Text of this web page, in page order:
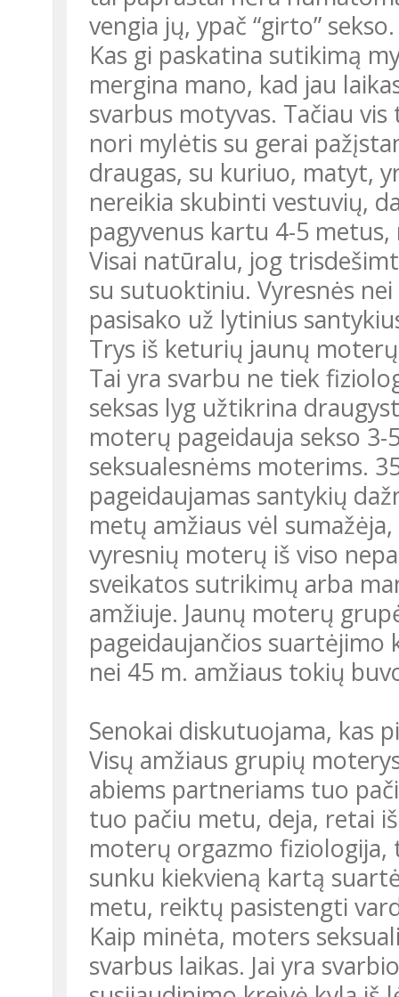
vengia jų, ypač “girto” sekso.
Kas gi paskatina sutikimą
mergina mano, kad jau
svarbus motyvas. Tačiau
nori mylėtis su gerai
draugas, su kuriuo, matyt,
nereikia skubinti vestuvių,
pagyvenus kartu 4-5
Visai natūralu, jog
su sutuoktiniu. Vyresnės
pasisako už lytinius
Trys iš keturių jaunų
Tai yra svarbu ne tiek
seksas lyg užtikrina
moterų pageidauja sekso
seksualesnėms moterims.
pageidaujamas santykių
metų amžiaus vėl
vyresnių moterų iš viso
sveikatos sutrikimų arba
amžiuje. Jaunų moterų
pageidaujančios suartėjimo
nei 45 m. amžiaus tokių
Senokai diskutuojama, kas
Visų amžiaus grupių
abiems partneriams tuo
tuo pačiu metu, deja, retai
moterų orgazmo fiziologija,
sunku kiekvieną kartą
metu, reiktų pasistengti
Kaip minėta, moters
svarbus laikas. Jai yra